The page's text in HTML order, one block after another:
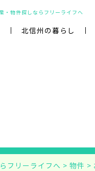
・物件探しならフリーライフへ
北信州の暮らし
フリーライフへ > 物件 >